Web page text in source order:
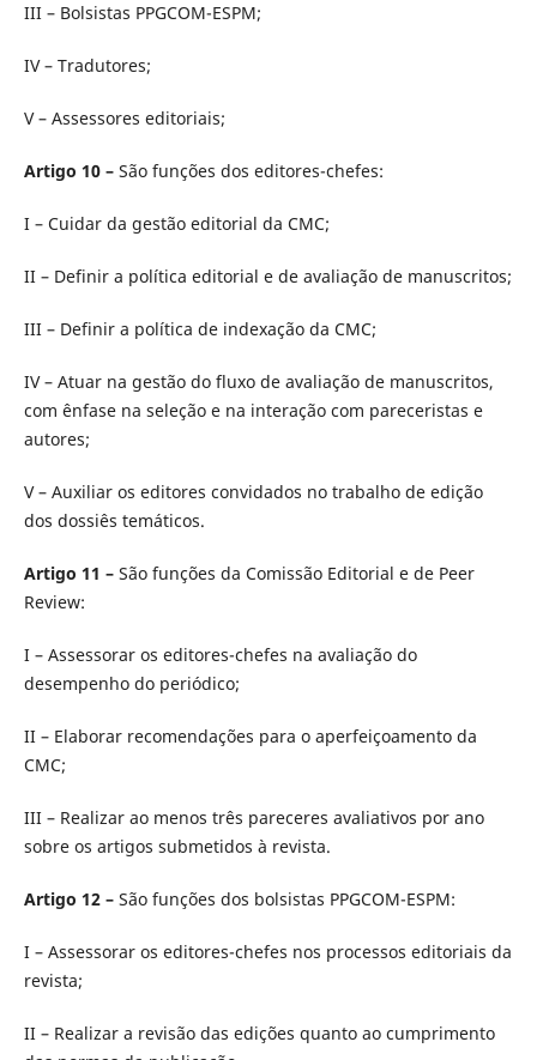
III – Bolsistas PPGCOM-ESPM;
IV – Tradutores;
V – Assessores editoriais;
Artigo 10 –São funções dos editores-chefes:
I – Cuidar da gestão editorial da CMC;
II – Definir a política editorial e de avaliação de manuscritos;
III – Definir a política de indexação da CMC;
IV – Atuar na gestão do fluxo de avaliação de manuscritos,
com ênfase na seleção e na interação com pareceristas e
autores;
V – Auxiliar os editores convidados no trabalho de edição
dos dossiês temáticos.
Artigo 11 –São funções da Comissão Editorial e de Peer
Review:
I – Assessorar os editores-chefes na avaliação do
desempenho do periódico;
II – Elaborar recomendações para o aperfeiçoamento da
CMC;
III – Realizar ao menos três pareceres avaliativos por ano
sobre os artigos submetidos à revista.
Artigo 12 –São funções dos bolsistas PPGCOM-ESPM:
I – Assessorar os editores-chefes nos processos editoriais da
revista;
II – Realizar a revisão das edições quanto ao cumprimento